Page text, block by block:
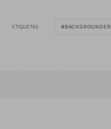
ETIQUETAS BACKGROUNDER